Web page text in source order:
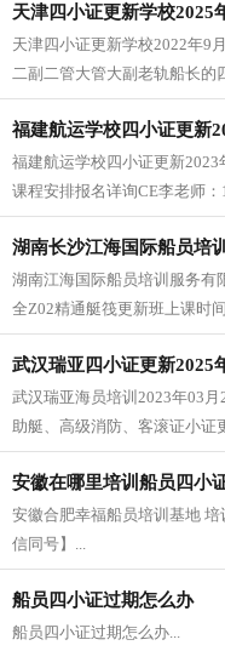
天津四小证更新学校2025
天津四小证更新学校2022年9
二副二管大管大副老轨船长的
福建航运学校四小证更新
福建航运学校四小证更新2023
课程安排报名详询CE李老师：
湖南长沙江海国际船员培
安全Z02精通艇筏更新班
湖南江海国际船员培训服务有
全Z02精通艇筏更新班上课时
武汉瑞亚四小证更新2025
班
武汉瑞亚海员培训2023年03
助艇、高级消防、客滚证小证
安徽在哪里培训船员四小
安徽合肥幸福船员培训基地
信同号】...
船员四小证过期怎么办
船员四小证过期怎么办...